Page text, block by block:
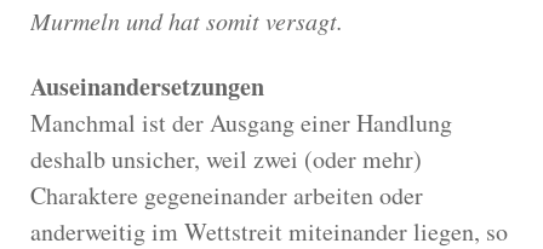
Murmeln und hat somit versagt.
Auseinandersetzungen
Manchmal ist der Ausgang einer Handlung
deshalb unsicher, weil zwei (oder mehr)
Charaktere gegeneinander arbeiten oder
anderweitig im Wettstreit miteinander liegen, so